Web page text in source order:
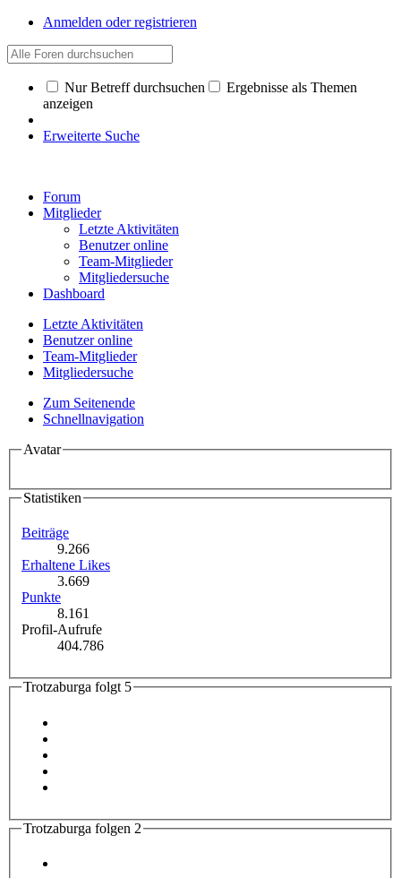
Anmelden oder registrieren
Nur Betreff durchsuchen
Ergebnisse als Themen
anzeigen
Erweiterte Suche
Forum
Mitglieder
Letzte Aktivitäten
Benutzer online
Team-Mitglieder
Mitgliedersuche
Dashboard
Letzte Aktivitäten
Benutzer online
Team-Mitglieder
Mitgliedersuche
Zum Seitenende
Schnellnavigation
Avatar
Statistiken
Beiträge
9.266
Erhaltene Likes
3.669
Punkte
8.161
Profil-Aufrufe
404.786
Trotzaburga folgt 5
Trotzaburga folgen 2